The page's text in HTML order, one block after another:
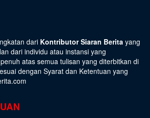
dari Kontributor Siaran Berita yang
dari individu atau instansi yang
atas semua tulisan yang diterbitkan di
dengan Syarat dan Ketentuan yang